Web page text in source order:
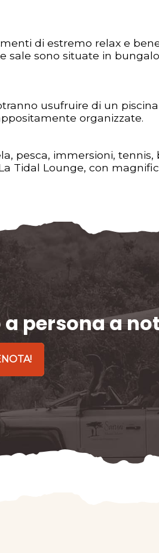
di estremo relax e
sono situate in
usufruire di un
organizzate.
pesca, immersioni, tennis,
Tidal Lounge, con
persona a